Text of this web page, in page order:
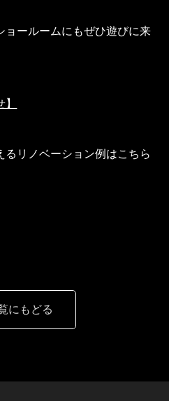
ールームにもぜひ遊びに来
リノベーション例はこちら
にもどる